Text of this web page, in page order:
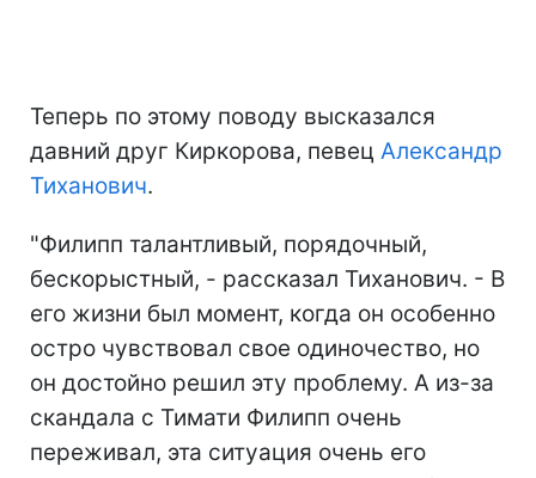
Теперь по этому поводу высказался
давний друг Киркорова, певец Александр
Тиханович.
"Филипп талантливый, порядочный,
бескорыстный, - рассказал Тиханович. - В
его жизни был момент, когда он особенно
остро чувствовал свое одиночество, но
он достойно решил эту проблему. А из-за
скандала с Тимати Филипп очень
переживал, эта ситуация очень его